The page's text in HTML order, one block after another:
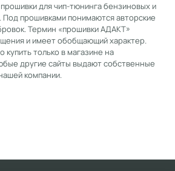
для чип-тюнинга бензиновых и
Под прошивками понимаются авторские
Термин «прошивки АДАКТ»
и имеет обобщающий характер.
только в магазине на
другие сайты выдают собственные
компании.